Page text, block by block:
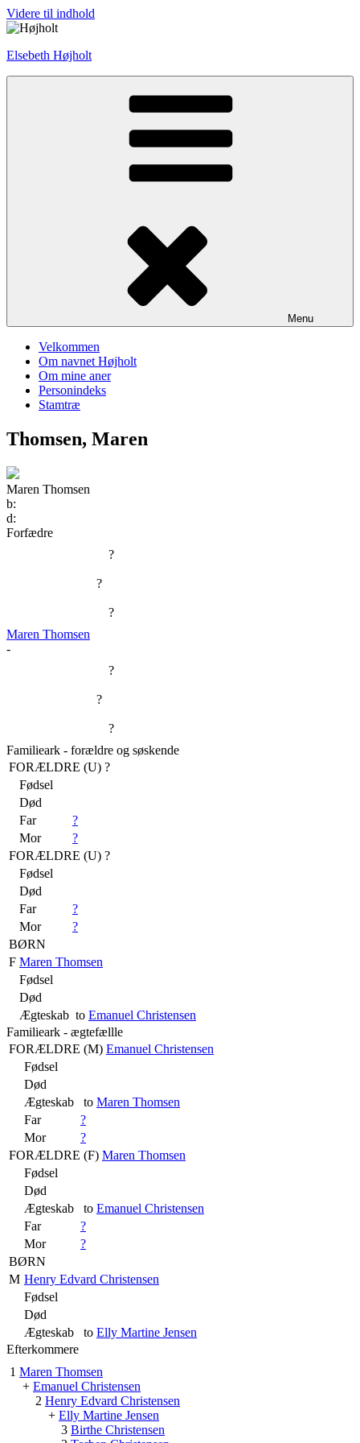
Videre til indhold
Elsebeth Højholt
Menu
Velkommen
Om navnet Højholt
Om mine aner
Personindeks
Stamtræ
Thomsen, Maren
Maren Thomsen
b:
d:
Forfædre
?
?
?
Maren Thomsen
-
?
?
?
Familieark - forældre og søskende
FORÆLDRE (U) ?
Fødsel
Død
Far
?
Mor
?
FORÆLDRE (U) ?
Fødsel
Død
Far
?
Mor
?
BØRN
F Maren Thomsen
Fødsel
Død
Ægteskab to Emanuel Christensen
Familieark - ægtefællle
FORÆLDRE (M) Emanuel Christensen
Fødsel
Død
Ægteskab
to Maren Thomsen
Far
?
Mor
?
FORÆLDRE (F) Maren Thomsen
Fødsel
Død
Ægteskab
to Emanuel Christensen
Far
?
Mor
?
BØRN
M Henry Edvard Christensen
Fødsel
Død
Ægteskab
to Elly Martine Jensen
Efterkommere
1 Maren Thomsen
+ Emanuel Christensen
2 Henry Edvard Christensen
+ Elly Martine Jensen
3 Birthe Christensen